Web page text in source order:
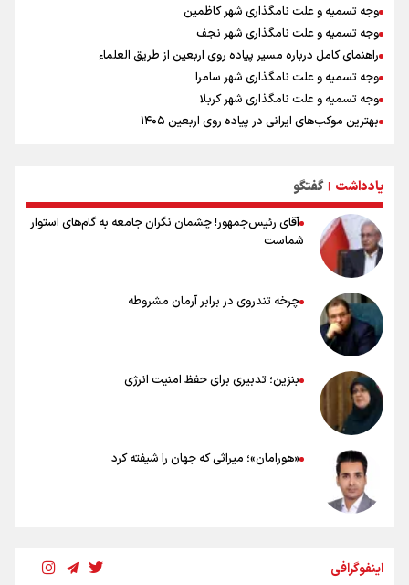
وجه تسمیه و علت نامگذاری شهر کاظمین
وجه تسمیه و علت نامگذاری شهر نجف
راهنمای کامل درباره مسیر پیاده روی اربعین از طریق العلماء
وجه تسمیه و علت نامگذاری شهر سامرا
وجه تسمیه و علت نامگذاری شهر کربلا
بهترین موکب‌های ایرانی در پیاده روی اربعین ۱۴۰۵
۲۰ نکته دوستانه درباره پیاده روی اربعین و عراقی ها
یادداشت | گفتگو
آقای رئیس‌جمهور! چشمان نگران جامعه به گام‌های استوار
شماست
چرخه تندروی در برابر آرمان مشروطه
بنزین؛ تدبیری برای حفظ امنیت انرژی
«هورامان»؛ میراثی که جهان را شیفته کرد
اینفوگرافی